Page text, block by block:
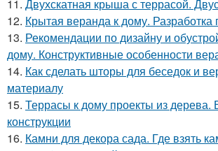
11. Двухскатная крыша с террасой.
12. Крытая веранда к дому. Разработка
13. Рекомендации по дизайну и
дому. Конструктивные особенности
14. Как сделать шторы для беседок и
материалу
15. Террасы к дому проекты из дерева.
конструкции
16. Камни для декора сада. Где взять